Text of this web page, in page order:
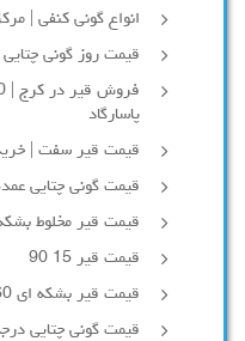
انواع گونی کنفی |
قیمت روز گونی چتایی |
پاسارگاد
قیمت قیر سفت | خرید
قیمت گونی چتایی عمده
قیمت قیر مخلوط
قیمت قیر 15 90
قیمت قیر بشکه ای 60 70 | خرید امروز
قیمت گونی چتایی درجه 2 | خرید امروز مرداد